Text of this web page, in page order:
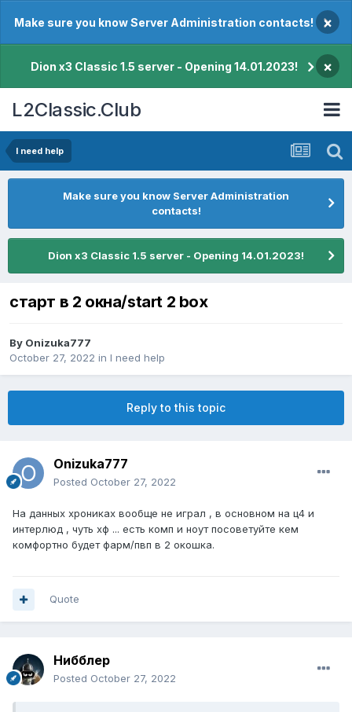
Make sure you know Server Administration contacts! ×
Dion x3 Classic 1.5 server - Opening 14.01.2023! ×
L2Classic.Club
I need help
Make sure you know Server Administration
contacts!
Dion x3 Classic 1.5 server - Opening 14.01.2023!
старт в 2 окна/start 2 box
By Onizuka777
October 27, 2022 in I need help
Reply to this topic
Onizuka777
Posted October 27, 2022
На данных хрониках вообще не играл , в основном на ц4 и
интерлюд , чуть хф ... есть комп и ноут посоветуйте кем
комфортно будет фарм/пвп в 2 окошка.
Quote
Нибблер
Posted October 27, 2022